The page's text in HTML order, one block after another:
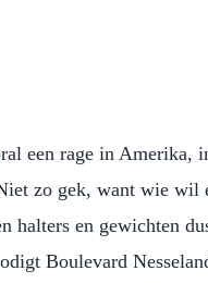
een rage in Amerika,
zo gek, want wie wil
halters en gewichten
Boulevard